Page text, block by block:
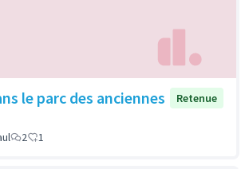
le parc des anciennes
Retenue
2 1